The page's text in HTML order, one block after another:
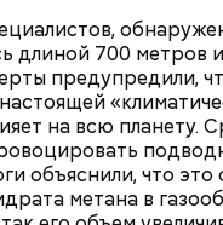
длиной 700
предупредили,
на всю планету.
объяснили, что это
метана в
кровь,
в пропорции один к
«ВМ».
что в
и мертвых
сталкеров, как в
пожарную вышку,
говорят о
этот более 70 лет
побуждений.
в себя после
о том, что
могут закончиться